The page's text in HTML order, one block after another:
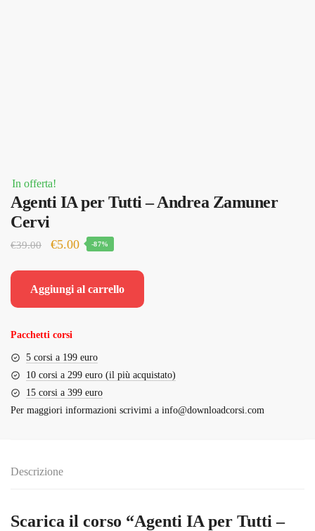
In offerta!
Agenti IA per Tutti – Andrea Zamuner
Cervi
€39.00
Il
originale
€5.00Il
-87%
Aggiungi al carrello
Pacchetti corsi
5 corsi a 199 euro
10 corsi a 299 euro (il più acquistato)
15 corsi a 399 euro
Per maggiori informazioni scrivimi a info@downloadcorsi.com
Descrizione
Scarica il corso “Agenti IA per Tutti –